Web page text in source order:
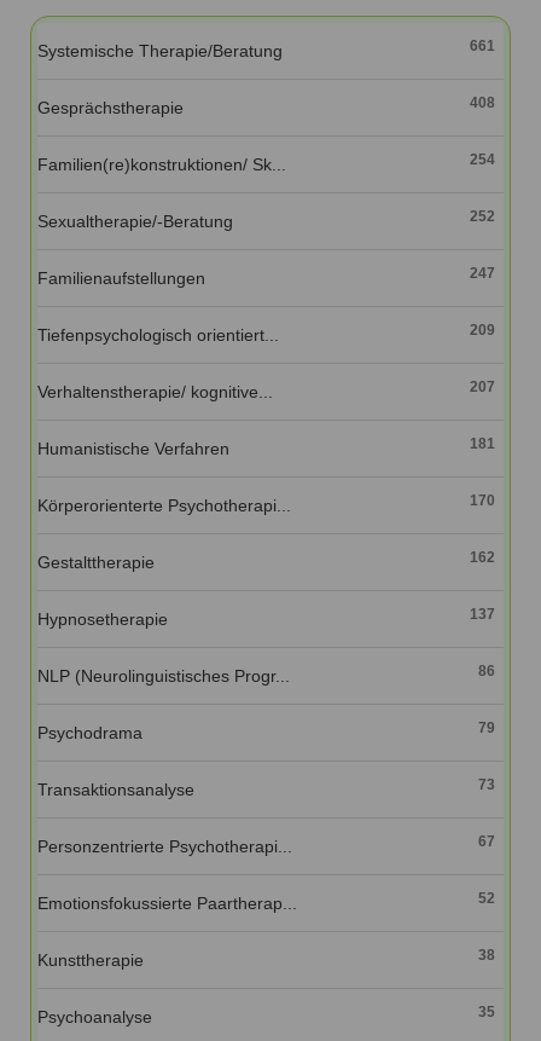
Veranstaltungen
Ausbildungsinstitute
Fortbildungen
Anmelden
Systemische Therapie/Beratung 661
Gesprächstherapie 408
Familien(re)konstruktionen/ Sk... 254
Sexualtherapie/-Beratung 252
Familienaufstellungen 247
Tiefenpsychologisch orientiert... 209
Verhaltenstherapie/ kognitive... 207
Humanistische Verfahren 181
Körperorienterte Psychotherapi... 170
Gestalttherapie 162
Hypnosetherapie 137
NLP (Neurolinguistisches Progr... 86
Psychodrama 79
Transaktionsanalyse 73
Personzentrierte Psychotherapi... 67
Emotionsfokussierte Paartherap... 52
Kunsttherapie 38
Psychoanalyse 35